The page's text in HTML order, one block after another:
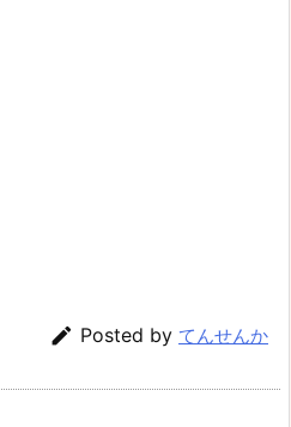
 Posted by てんせんか